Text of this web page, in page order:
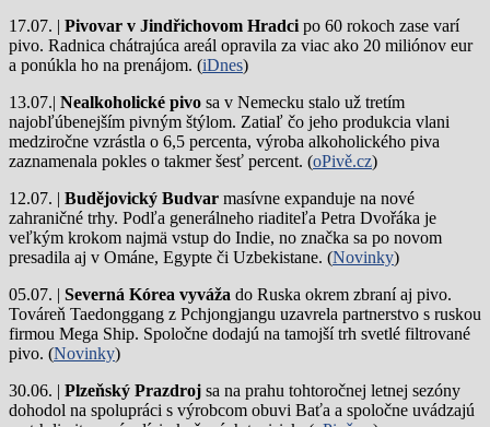
17.07. | Pivovar v Jindřichovom Hradci po 60 rokoch zase varí
pivo. Radnica chátrajúca areál opravila za viac ako 20 miliónov eur
a ponúkla ho na prenájom. (iDnes)
13.07.| Nealkoholické pivo sa v Nemecku stalo už tretím
najobľúbenejším pivným štýlom. Zatiaľ čo jeho produkcia vlani
medziročne vzrástla o 6,5 percenta, výroba alkoholického piva
zaznamenala pokles o takmer šesť percent. (oPivě.cz)
12.07. | Budějovický Budvar masívne expanduje na nové
zahraničné trhy. Podľa generálneho riaditeľa Petra Dvořáka je
veľkým krokom najmä vstup do Indie, no značka sa po novom
presadila aj v Ománe, Egypte či Uzbekistane. (Novinky)
05.07. | Severná Kórea vyváža do Ruska okrem zbraní aj pivo.
Továreň Taedonggang z Pchjongjangu uzavrela partnerstvo s ruskou
firmou Mega Ship. Spoločne dodajú na tamojší trh svetlé filtrované
pivo. (Novinky)
30.06. | Plzeňský Prazdroj sa na prahu tohtoročnej letnej sezóny
dohodol na spolupráci s výrobcom obuvi Baťa a spoločne uvádzajú